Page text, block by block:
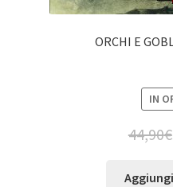
ORCHI E
IN
44,90€